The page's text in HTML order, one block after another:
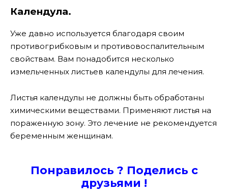
Календула.
Уже давно используется благодаря своим
противогрибковым и противовоспалительным
свойствам. Вам понадобится несколько
измельченных листьев календулы для лечения.
Листья календулы не должны быть обработаны
химическими веществами. Применяют листья на
пораженную зону. Это лечение не рекомендуется
беременным женщинам.
Понравилось ? Поделись с
друзьями !